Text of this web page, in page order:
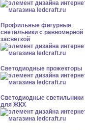
Профильные фигурные
светильники с равномерной
засветкой
Светодиодные прожекторы
Светодиодные светильники
для ЖКХ